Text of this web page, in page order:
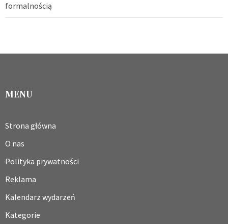
formalnością
MENU
Strona główna
O nas
Polityka prywatności
Reklama
Kalendarz wydarzeń
Kategorie